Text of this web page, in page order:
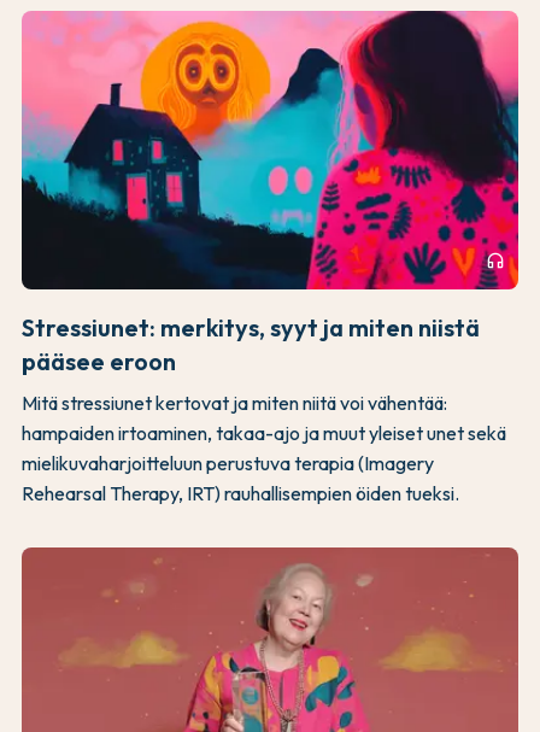
headphones
Stressiunet: merkitys, syyt ja miten niistä
pääsee eroon
Mitä stressiunet kertovat ja miten niitä voi vähentää:
hampaiden irtoaminen, takaa-ajo ja muut yleiset unet sekä
mielikuvaharjoitteluun perustuva terapia (Imagery
Rehearsal Therapy, IRT) rauhallisempien öiden tueksi.